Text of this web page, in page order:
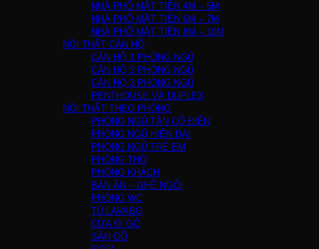
NHÀ PHỐ MẶT TIỀN 4M – 5M
NHÀ PHỐ MẶT TIỀN 6M – 7M
NHÀ PHỐ MẶT TIỀN 8M – 10M
NỘI THẤT CĂN HỘ
CĂN HỘ 1 PHÒNG NGỦ
CĂN HỘ 2 PHÒNG NGỦ
CĂN HỘ 3 PHÒNG NGỦ
PENTHOUSE VÀ DUPLEX
NỘI THẤT THEO PHÒNG
PHÒNG NGỦ TÂN CỔ ĐIỂN
PHÒNG NGỦ HIỆN ĐẠI
PHÒNG NGỦ TRẺ EM
PHÒNG THỜ
PHÒNG KHÁCH
BÀN ĂN – GHẾ NGỒI
PHÒNG WC
TỦ LAVABO
CỬA ĐI GỖ
SÀN GỖ